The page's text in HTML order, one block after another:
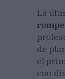
La
de
el
con